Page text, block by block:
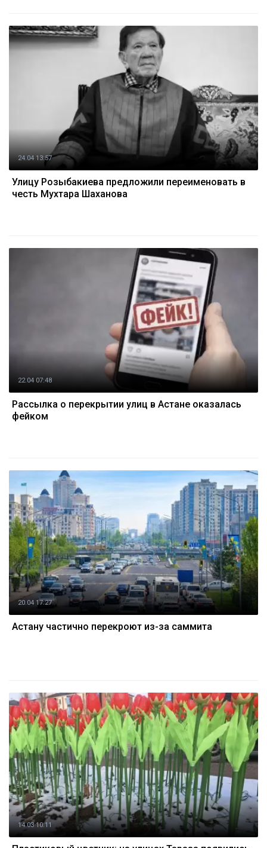
24.04 13:57
Улицу Розыбакиева предложили переименовать в
честь Мухтара Шаханова
22.04 07:48
Рассылка о перекрытии улиц в Астане оказалась
фейком
20.04 17:27
Астану частично перекроют из-за саммита
14.03 10:11